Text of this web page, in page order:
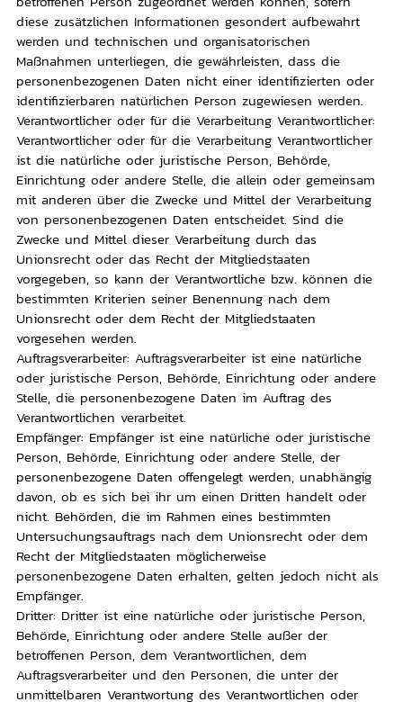
diese zusätzlichen Informationen gesondert aufbewahrt
werden und technischen und organisatorischen
Maßnahmen unterliegen, die gewährleisten, dass die
personenbezogenen Daten nicht einer identifizierten oder
identifizierbaren natürlichen Person zugewiesen werden.
Verantwortlicher oder für die Verarbeitung Verantwortlicher:
Verantwortlicher oder für die Verarbeitung Verantwortlicher
ist die natürliche oder juristische Person, Behörde,
Einrichtung oder andere Stelle, die allein oder gemeinsam
mit anderen über die Zwecke und Mittel der Verarbeitung
von personenbezogenen Daten entscheidet. Sind die
Zwecke und Mittel dieser Verarbeitung durch das
Unionsrecht oder das Recht der Mitgliedstaaten
vorgegeben, so kann der Verantwortliche bzw. können die
bestimmten Kriterien seiner Benennung nach dem
Unionsrecht oder dem Recht der Mitgliedstaaten
vorgesehen werden.
Auftragsverarbeiter: Auftragsverarbeiter ist eine natürliche
oder juristische Person, Behörde, Einrichtung oder andere
Stelle, die personenbezogene Daten im Auftrag des
Verantwortlichen verarbeitet.
Empfänger: Empfänger ist eine natürliche oder juristische
Person, Behörde, Einrichtung oder andere Stelle, der
personenbezogene Daten offengelegt werden, unabhängig
davon, ob es sich bei ihr um einen Dritten handelt oder
nicht. Behörden, die im Rahmen eines bestimmten
Untersuchungsauftrags nach dem Unionsrecht oder dem
Recht der Mitgliedstaaten möglicherweise
personenbezogene Daten erhalten, gelten jedoch nicht als
Empfänger.
Dritter: Dritter ist eine natürliche oder juristische Person,
Behörde, Einrichtung oder andere Stelle außer der
betroffenen Person, dem Verantwortlichen, dem
Auftragsverarbeiter und den Personen, die unter der
unmittelbaren Verantwortung des Verantwortlichen oder